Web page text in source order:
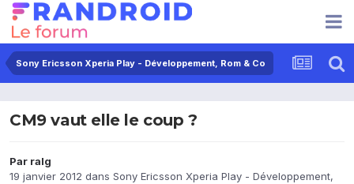
Sony Ericsson Xperia Play - Développement, Rom & Co
CM9 vaut elle le coup ?
Par ralg
19 janvier 2012 dans Sony Ericsson Xperia Play - Développement,